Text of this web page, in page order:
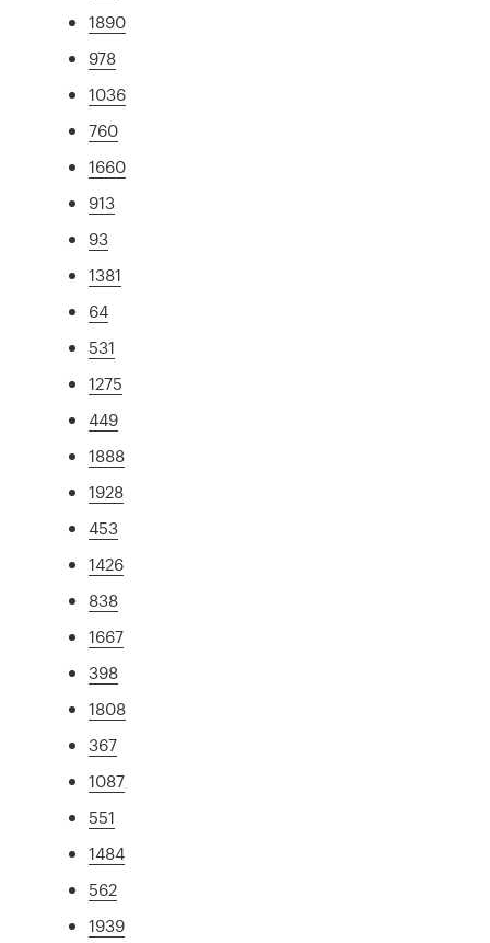
1890
978
1036
760
1660
913
93
1381
64
531
1275
449
1888
1928
453
1426
838
1667
398
1808
367
1087
551
1484
562
1939